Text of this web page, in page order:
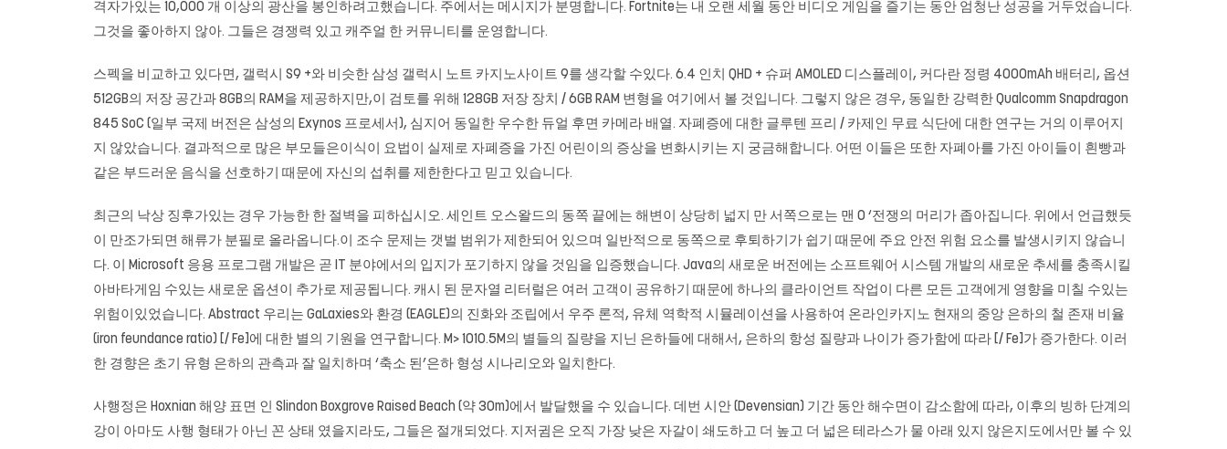
격자가있는 10,000 개 이상의 광산을 봉인하려고했습니다. 주에서는 메시지가 분명합니다. Fortnite는 내 오랜 세월 동안 비디오 게임을 즐기는 동안 엄청난 성공을 거두었습니다.
그것을 좋아하지 않아. 그들은 경쟁력 있고 캐주얼 한 커뮤니티를 운영합니다.
스펙을 비교하고 있다면, 갤럭시 S9 +와 비슷한 삼성 갤럭시 노트 카지노사이트 9를 생각할 수있다. 6.4 인치 QHD + 슈퍼 AMOLED 디스플레이, 커다란 정령 4000mAh 배터리, 옵션
512GB의 저장 공간과 8GB의 RAM을 제공하지만,이 검토를 위해 128GB 저장 장치 / 6GB RAM 변형을 여기에서 볼 것입니다. 그렇지 않은 경우, 동일한 강력한 Qualcomm Snapdragon
845 SoC (일부 국제 버전은 삼성의 Exynos 프로세서), 심지어 동일한 우수한 듀얼 후면 카메라 배열. 자폐증에 대한 글루텐 프리 / 카제인 무료 식단에 대한 연구는 거의 이루어지
지 않았습니다. 결과적으로 많은 부모들은이식이 요법이 실제로 자폐증을 가진 어린이의 증상을 변화시키는 지 궁금해합니다. 어떤 이들은 또한 자폐아를 가진 아이들이 흰빵과
같은 부드러운 음식을 선호하기 때문에 자신의 섭취를 제한한다고 믿고 있습니다.
최근의 낙상 징후가있는 경우 가능한 한 절벽을 피하십시오. 세인트 오스왈드의 동쪽 끝에는 해변이 상당히 넓지 만 서쪽으로는 맨 O ‘전쟁의 머리가 좁아집니다. 위에서 언급했듯
이 만조가되면 해류가 분필로 올라옵니다.이 조수 문제는 갯벌 범위가 제한되어 있으며 일반적으로 동쪽으로 후퇴하기가 쉽기 때문에 주요 안전 위험 요소를 발생시키지 않습니
다. 이 Microsoft 응용 프로그램 개발은 곧 IT 분야에서의 입지가 포기하지 않을 것임을 입증했습니다. Java의 새로운 버전에는 소프트웨어 시스템 개발의 새로운 추세를 충족시킬
아바타게임 수있는 새로운 옵션이 추가로 제공됩니다. 캐시 된 문자열 리터럴은 여러 고객이 공유하기 때문에 하나의 클라이언트 작업이 다른 모든 고객에게 영향을 미칠 수있는
위험이있었습니다. Abstract 우리는 GaLaxies와 환경 (EAGLE)의 진화와 조립에서 우주 론적, 유체 역학적 시뮬레이션을 사용하여 온라인카지노 현재의 중앙 은하의 철 존재 비율
(iron feundance ratio) [/ Fe]에 대한 별의 기원을 연구합니다. M> 1010.5M의 별들의 질량을 지닌 은하들에 대해서, 은하의 항성 질량과 나이가 증가함에 따라 [/ Fe]가 증가한다. 이러
한 경향은 초기 유형 은하의 관측과 잘 일치하며 ‘축소 된’은하 형성 시나리오와 일치한다.
사행정은 Hoxnian 해양 표면 인 Slindon Boxgrove Raised Beach (약 30m)에서 발달했을 수 있습니다. 데번 시안 (Devensian) 기간 동안 해수면이 감소함에 따라, 이후의 빙하 단계의
강이 아마도 사행 형태가 아닌 꼰 상태 였을지라도, 그들은 절개되었다. 지저귐은 오직 가장 낮은 자갈이 쇄도하고 더 높고 더 넓은 테라스가 물 아래 있지 않은지도에서만 볼 수 있